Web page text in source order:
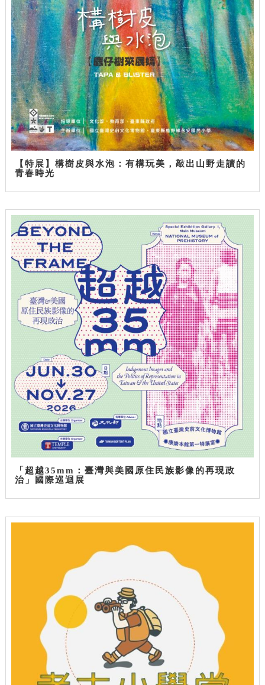
【特展】構樹皮與水泡：有構玩美，敲出山野走讀的
青春時光
「超越35mm：臺灣與美國原住民族影像的再現政
治」國際巡迴展